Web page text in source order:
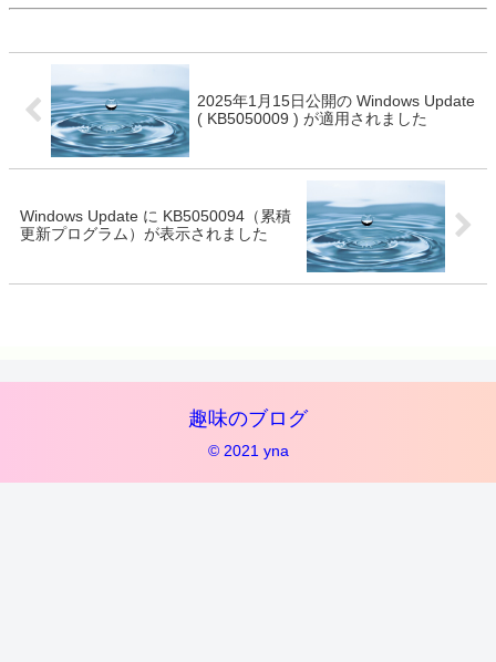
2025年1月15日公開の Windows Update
( KB5050009 ) が適用されました
Windows Update に KB5050094（累積
更新プログラム）が表示されました
趣味のブログ
© 2021 yna